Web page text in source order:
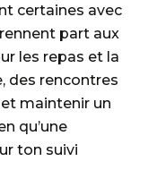
certaines avec
part aux
les repas et la
des rencontres
maintenir un
qu’une
ton suivi